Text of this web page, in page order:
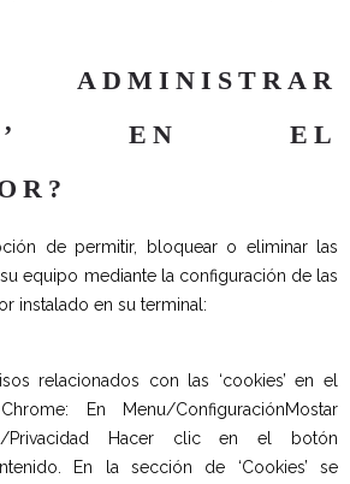
ADMINISTRAR
EN EL
de permitir, bloquear o eliminar las
su equipo mediante la configuración de las
instalado en su terminal:
relacionados con las ‘cookies’ en el
En Menu/ConfiguraciónMostar
Privacidad Hacer clic en el botón
En la sección de ‘Cookies’ se